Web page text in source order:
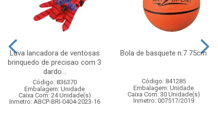
Luva lancadora de ventosas
brinquedo de precisao com 3
dardo...
Código: 836370
Embalagem: Unidade
Caixa Com: 24 Unidade(s)
Inmetro: ABCP-BRI-0404-2023-16
Bola de basquete n.7 75cm
Código: 841285
Embalagem: Unidade
Caixa Com: 30 Unidade(s)
Inmetro: 007517/2019